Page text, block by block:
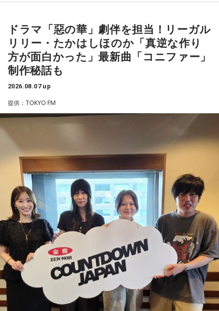
ー」を配信リリースしました。おめでとうございます。
ほのか・海：ありがとうございます。
潮：「コニファー」はテレビアニメ「これ描いて死ね」のエ
遠山：テレビアニメの楽曲を手がけるのは初めてじゃないよ
ね？
ほのか：はい。
遠山：この楽曲はどこから作り始めました？
ほのか：「これ描いて死ね」は、マンガを描くことを題材に
した作品なんですけど、まずは原作を読みました。それで、0
から1にするときに、心のなかで薪をくべて火種を燃やしてい
く。そして、風が吹いてめちゃめちゃ燃えていくみたいな。
そういったものを絶やさずに「自分だけでやっていくぞ！」
みたいな気持ちと、私がお家で音楽を作っているとき
の……“色”かな？ その色がすごく一致している部分があったの
で、今回はアニメのエンディングテーマとして曲を書かせて
もらったんですけど、結構パーソナルな部分が出た作品にな
りました。
遠山：自分自身の内面をすごく辿って探っている曲ですよ
パーソナリティの松尾桜
松尾：7月15日、16日におこなわれた「五期生LIVE」にお越
しいただいたファンの皆さん。そして、配信で見てくださっ
山下：お疲れさまー（拍手）！
松尾：ありがとうございます！ 五期生だけのライブが去年の
「新参者 二〇二五 LIVE at THEATER MILANO-Za」以来だっ
たんですけど、「五期生LIVE」が始まってから、知らないあ
いだに心の距離が縮まっていたというか。
山下：うわあ素敵！
松尾：「みんなでたくさん遊んだ！」というわけではないん
ですけど、全員との絆がすごく深まった気がして。ギュッと
し合ったり、一緒に食べ物を食べたり、常に笑い合っていた
り、すごく関係性が深まりました。
山下：いいな～。ステージ上でも、それがめっちゃ分かっ
た。
松尾：えー！ 本当ですか？
山下：すごく伝わった！
ドラマ「惡の華」劇伴を担当！リーガル
リリー・たかはしほのか「真逆な作り
方が面白かった」最新曲「コニファー」
制作秘話も
2026.08.07 up
提供：TOKYO FM